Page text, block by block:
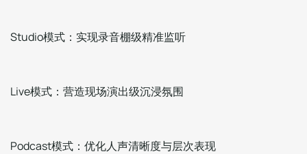
Studio模式：实现录音棚级精准监听
Live模式：营造现场演出级沉浸氛围
Podcast模式：优化人声清晰度与层次表现